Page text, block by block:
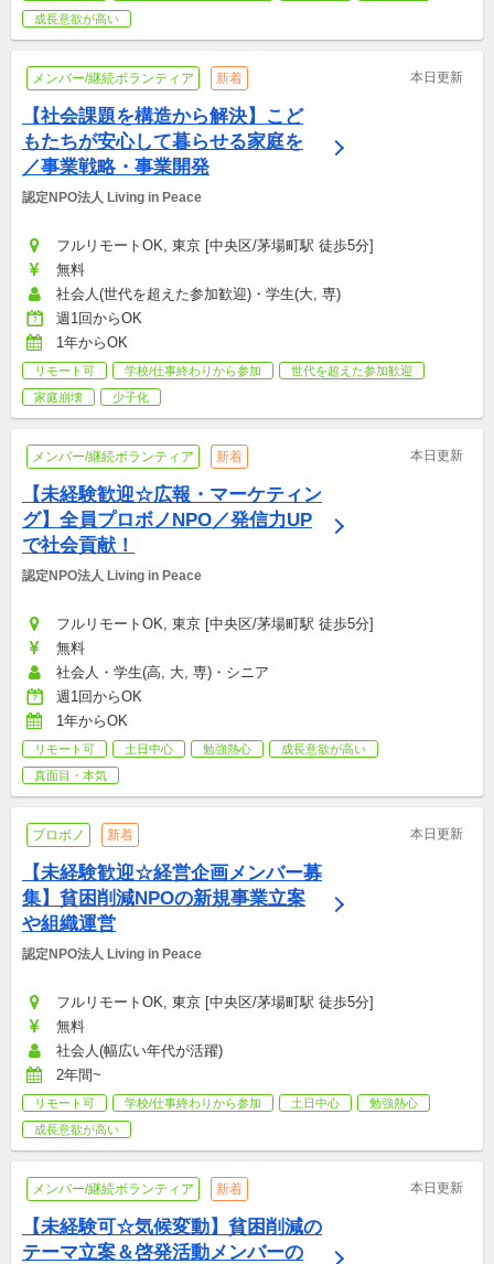
成長意欲が高い
メンバー/継続ボランティア 新着 本日更新
【社会課題を構造から解決】こど
もたちが安心して暮らせる家庭を
／事業戦略・事業開発
認定NPO法人 Living in Peace
フルリモートOK, 東京 [中央区/茅場町駅 徒歩5分]
無料
社会人(世代を超えた参加歓迎)・学生(大, 専)
週1回からOK
1年からOK
リモート可 学校/仕事終わりから参加
世代を超えた参加歓迎
家庭崩壊
少子化
メンバー/継続ボランティア 新着 本日更新
【未経験歓迎☆広報・マーケティン
グ】全員プロボノNPO／発信力UP
で社会貢献！
認定NPO法人 Living in Peace
フルリモートOK, 東京 [中央区/茅場町駅 徒歩5分]
無料
社会人・学生(高, 大, 専)・シニア
週1回からOK
1年からOK
リモート可 土日中心 勉強熱心
成長意欲が高い
真面目・本気
プロボノ 新着 本日更新
【未経験歓迎☆経営企画メンバー募
集】貧困削減NPOの新規事業立案
や組織運営
認定NPO法人 Living in Peace
フルリモートOK, 東京 [中央区/茅場町駅 徒歩5分]
無料
社会人(幅広い年代が活躍)
2年間~
リモート可 学校/仕事終わりから参加 土日中心
勉強熱心
成長意欲が高い
メンバー/継続ボランティア 新着 本日更新
【未経験可☆気候変動】貧困削減の
テーマ立案＆啓発活動メンバーの